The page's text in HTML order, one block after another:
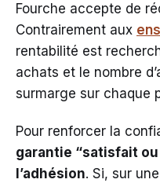
Fourche accepte de
Contrairement aux
rentabilité est
achats et le nombre
surmarge sur chaque
Pour renforcer la
garantie “satisfait
l’adhésion. Si, sur